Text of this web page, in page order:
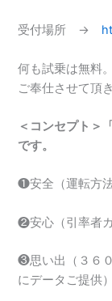
受付場所 →
何も試乗は無料
ご奉仕させて頂
＜コンセプト＞
です。
❶安全（運転方
❷安心（引率者ガ
❸思い出（３６
にデータご提供）